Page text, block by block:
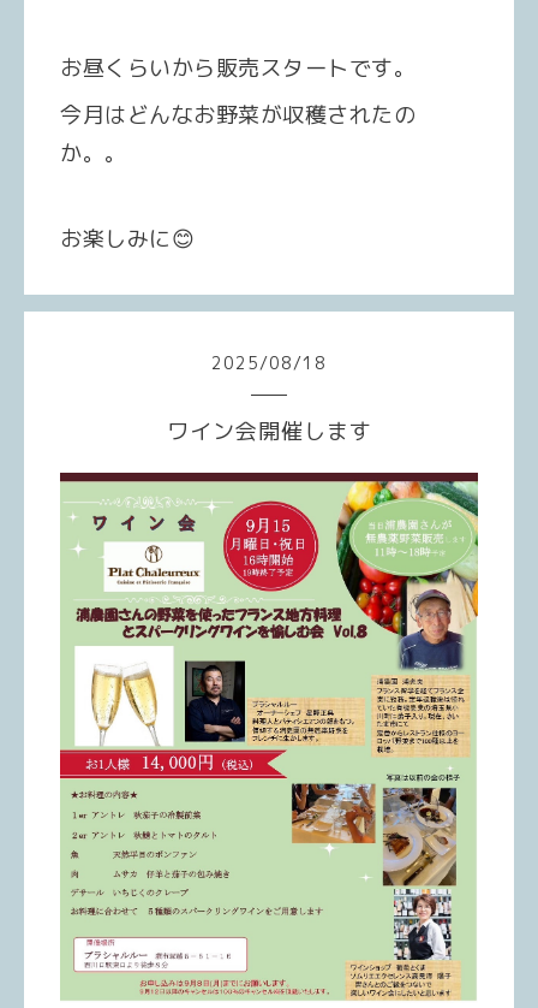
お昼くらいから販売スタートです。
今月はどんなお野菜が収穫されたの
か。。
お楽しみに😊
2025/08/18
ワイン会開催します